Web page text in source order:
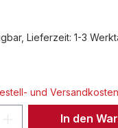
Lieferzeit: 1-3
und
Gib
In den